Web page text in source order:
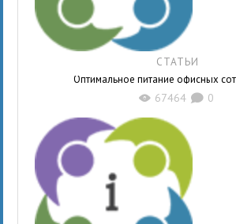
СТАТЬИ
Оптимальное питание офисных
X 67464 K 0